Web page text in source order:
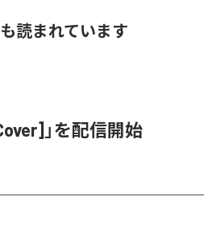
読まれています
」を配信開始